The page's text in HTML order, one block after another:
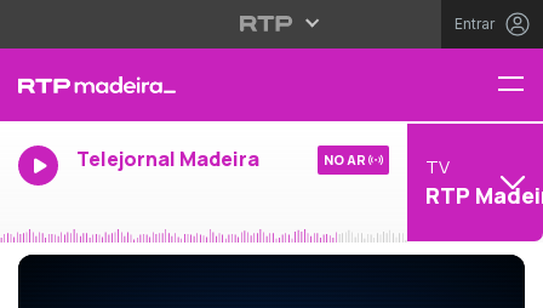
Entrar
Telejornal Madeira NO AR TV
RTP